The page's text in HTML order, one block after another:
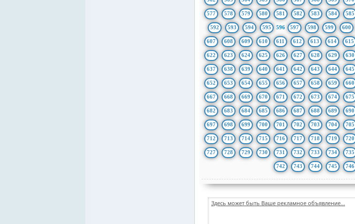
577 578 579 580 581 582 583 584 585
592 593 594 595 596 597 598 599 600
607 608 609 610 611 612 613 614 615
622 623 624 625 626 627 628 629 630
637 638 639 640 641 642 643 644 645
652 653 654 655 656 657 658 659 660
667 668 669 670 671 672 673 674 675
682 683 684 685 686 687 688 689 690
697 698 699 700 701 702 703 704 705
712 713 714 715 716 717 718 719 720
727 728 729 730 731 732 733 734 735
742 743 744 745 746
Здесь может быть Ваше рекламное объявление...